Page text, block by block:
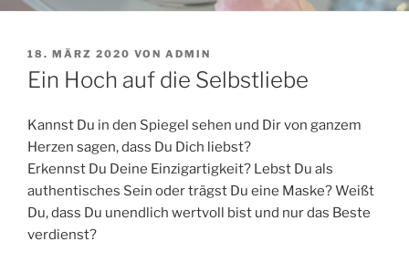
VERÖFFENTLICHT
AM
18. MÄRZ 2020 VON ADMIN
Ein Hoch auf die Selbstliebe
Kannst Du in den Spiegel sehen und Dir von ganzem
Herzen sagen, dass Du Dich liebst?
Erkennst Du Deine Einzigartigkeit? Lebst Du als
authentisches Sein oder trägst Du eine Maske? Weißt
Du, dass Du unendlich wertvoll bist und nur das Beste
verdienst?